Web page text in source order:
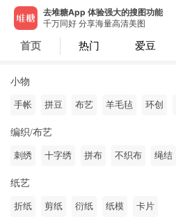
去堆糖App 体验强大的搜图功能
千万同好 分享海量高清美图
首页 热门 爱豆
小物
手帐 拼豆 布艺 羊毛毡 环创
编织/布艺
刺绣 十字绣 拼布 不织布 绳结
纸艺
折纸 剪纸 衍纸 纸模 卡片